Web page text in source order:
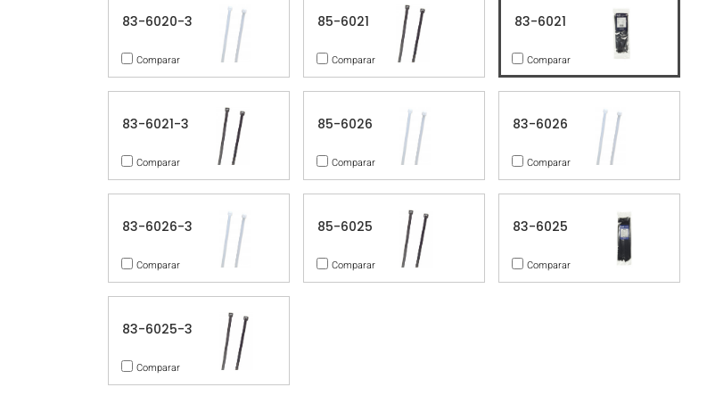
83-6020-3
Comparar
85-6021
Comparar
83-6021
Comparar
83-6021-3
Comparar
85-6026
Comparar
83-6026
Comparar
83-6026-3
Comparar
85-6025
Comparar
83-6025
Comparar
83-6025-3
Comparar